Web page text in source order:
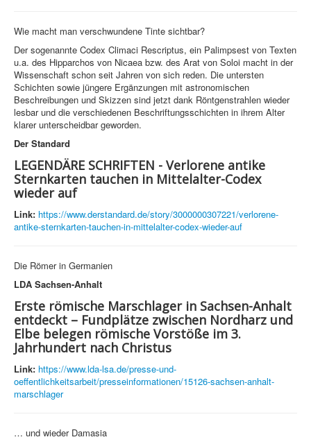
Wie macht man verschwundene Tinte sichtbar?
Der sogenannte Codex Climaci Rescriptus, ein Palimpsest von Texten
u.a. des Hipparchos von Nicaea bzw. des Arat von Soloi macht in der
Wissenschaft schon seit Jahren von sich reden. Die untersten
Schichten sowie jüngere Ergänzungen mit astronomischen
Beschreibungen und Skizzen sind jetzt dank Röntgenstrahlen wieder
lesbar und die verschiedenen Beschriftungsschichten in ihrem Alter
klarer unterscheidbar geworden.
Der Standard
LEGENDÄRE SCHRIFTEN - Verlorene antike
Sternkarten tauchen in Mittelalter-Codex
wieder auf
Link: https://www.derstandard.de/story/3000000307221/verlorene-
antike-sternkarten-tauchen-in-mittelalter-codex-wieder-auf
Die Römer in Germanien
LDA Sachsen-Anhalt
Erste römische Marschlager in Sachsen-Anhalt
entdeckt – Fundplätze zwischen Nordharz und
Elbe belegen römische Vorstöße im 3.
Jahrhundert nach Christus
Link: https://www.lda-lsa.de/presse-und-
oeffentlichkeitsarbeit/presseinformationen/15126-sachsen-anhalt-
marschlager
… und wieder Damasia